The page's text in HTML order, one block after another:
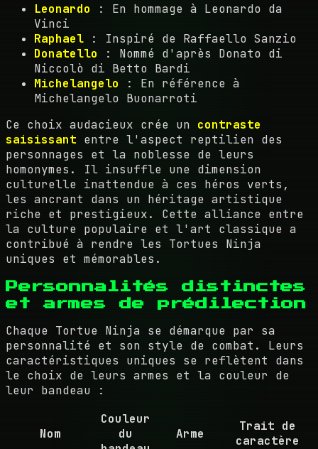
Leonardo : En hommage à Leonardo da
Vinci
Raphael : Inspiré de Raffaello Sanzio
Donatello : Nommé d'après Donato di
Niccolò di Betto Bardi
Michelangelo : En référence à
Michelangelo Buonarroti
Ce choix audacieux crée un contraste
saisissant entre l'aspect reptilien des
personnages et la noblesse de leurs
homonymes. Il insuffle une dimension
culturelle inattendue à ces héros verts,
les ancrant dans un héritage artistique
riche et prestigieux. Cette alliance entre
la culture populaire et l'art classique a
contribué à rendre les Tortues Ninja
uniques et mémorables.
Personnalités distinctes
et armes de prédilection
Chaque Tortue Ninja se démarque par sa
personnalité et son style de combat. Leurs
caractéristiques uniques se reflètent dans
le choix de leurs armes et la couleur de
leur bandeau :
Nom
Couleur
du
Arme
Trait de
caractère